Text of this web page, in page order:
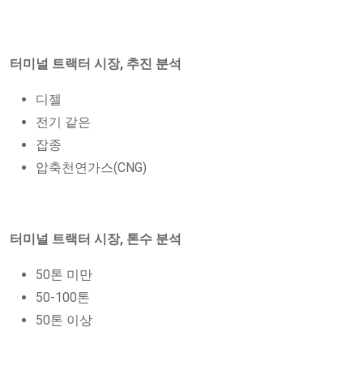
터미널 트랙터 시장, 추진 분석
디젤
전기 같은
잡종
압축천연가스(CNG)
터미널 트랙터 시장, 톤수 분석
50톤 미만
50-100톤
50톤 이상